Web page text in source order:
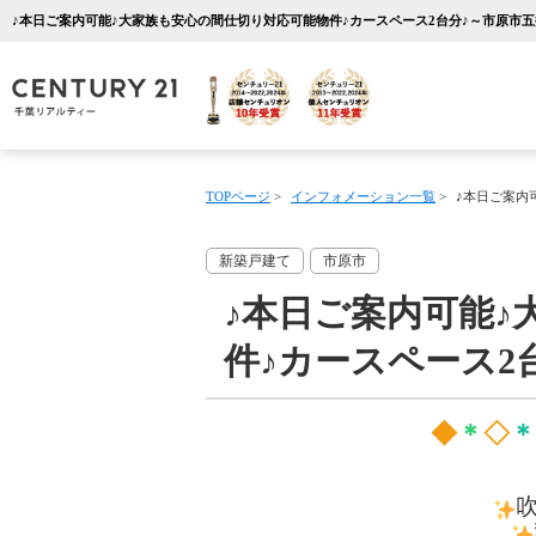
TOPページ > インフォメーション一覧 > ♪本日ご案内
新築戸建て 市原市
♪本日ご案内可能♪
件♪カースペース2
◆＊ ◇＊